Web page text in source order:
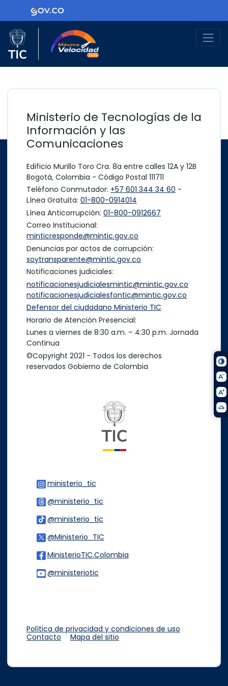
Ir al contenido principalLogo Gobierno de Colombia
Logo del Ministerio TIC
Ministerio de Tecnologías de la
Información y las
Comunicaciones
Edificio Murillo Toro Cra. 8a entre calles 12A y 12B
Bogotá, Colombia - Código Postal 111711
Teléfono Conmutador: +57 601 344 34 60 -
Línea Gratuita: 01-800-0914014
Línea Anticorrupción: 01-800-0912667
Correo Institucional:
minticresponde@mintic.gov.co
Denuncias por actos de corrupción:
soytransparente@mintic.gov.co
Notificaciones judiciales:
notificacionesjudicialesmintic@mintic.gov.co
notificacionesjudicialesfontic@mintic.gov.co
Defensor del ciudadano Ministerio TIC
Horario de Atención Presencial:
Lunes a viernes de 8:30 a.m. – 4:30 p.m. Jornada
Continua
©Copyright 2021 - Todos los derechos
reservados Gobierno de Colombia
ministerio_tic
@ministerio_tic
@ministerio_tic
@Ministerio_TIC
MinisterioTIC.Colombia
@ministeriotic
Política de privacidad y condiciones de uso
Contacto
Mapa del sitio